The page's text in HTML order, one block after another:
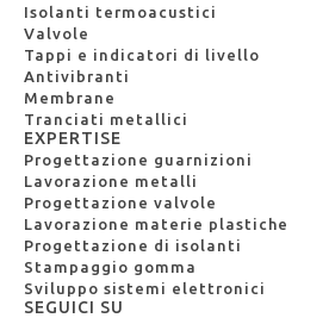
Isolanti termoacustici
Valvole
Tappi e indicatori di livello
Antivibranti
Membrane
Tranciati metallici
EXPERTISE
Progettazione guarnizioni
Lavorazione metalli
Progettazione valvole
Lavorazione materie plastiche
Progettazione di isolanti
Stampaggio gomma
Sviluppo sistemi elettronici
SEGUICI SU